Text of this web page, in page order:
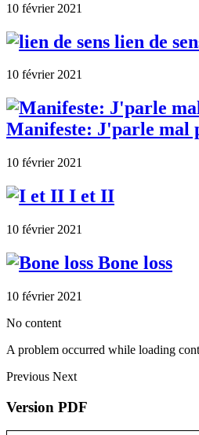
10 février 2021
lien de
10 février 2021
Manifeste: J'parle mal
10 février 2021
I et II
10 février 2021
Bone loss
10 février 2021
No content
A problem occurred while loading
Previous Next
Version PDF